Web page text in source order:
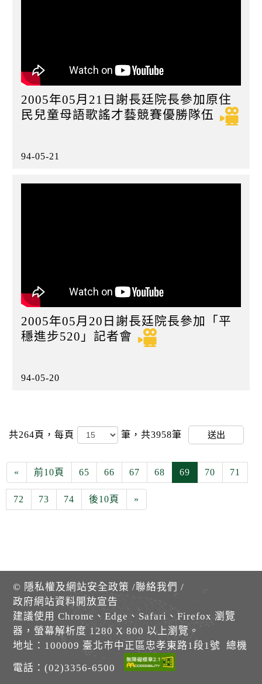
2005年05月21日謝長廷院長參加原住
民兒童母語歌謠才藝競賽優勝隊伍
94-05-21
2005年05月20日謝長廷院長參加「平
穩進步520」記者會
94-05-20
共264頁， 每頁 筆，共3958筆 送出
« 前10頁 65 66 67 68 69 70 71
72 73 74 後10頁 »
© 隱私權及網站安全政策 /聯絡我們 /
政府網站資料開放宣告
建議使用 Chrome、Edge、Safari、Firefox 瀏覽
器，螢幕解析度 1280 X 800 以上瀏覽。
地址：100009 臺北市中正區忠孝東路1段1號 總機
電話：(02)3356-6500